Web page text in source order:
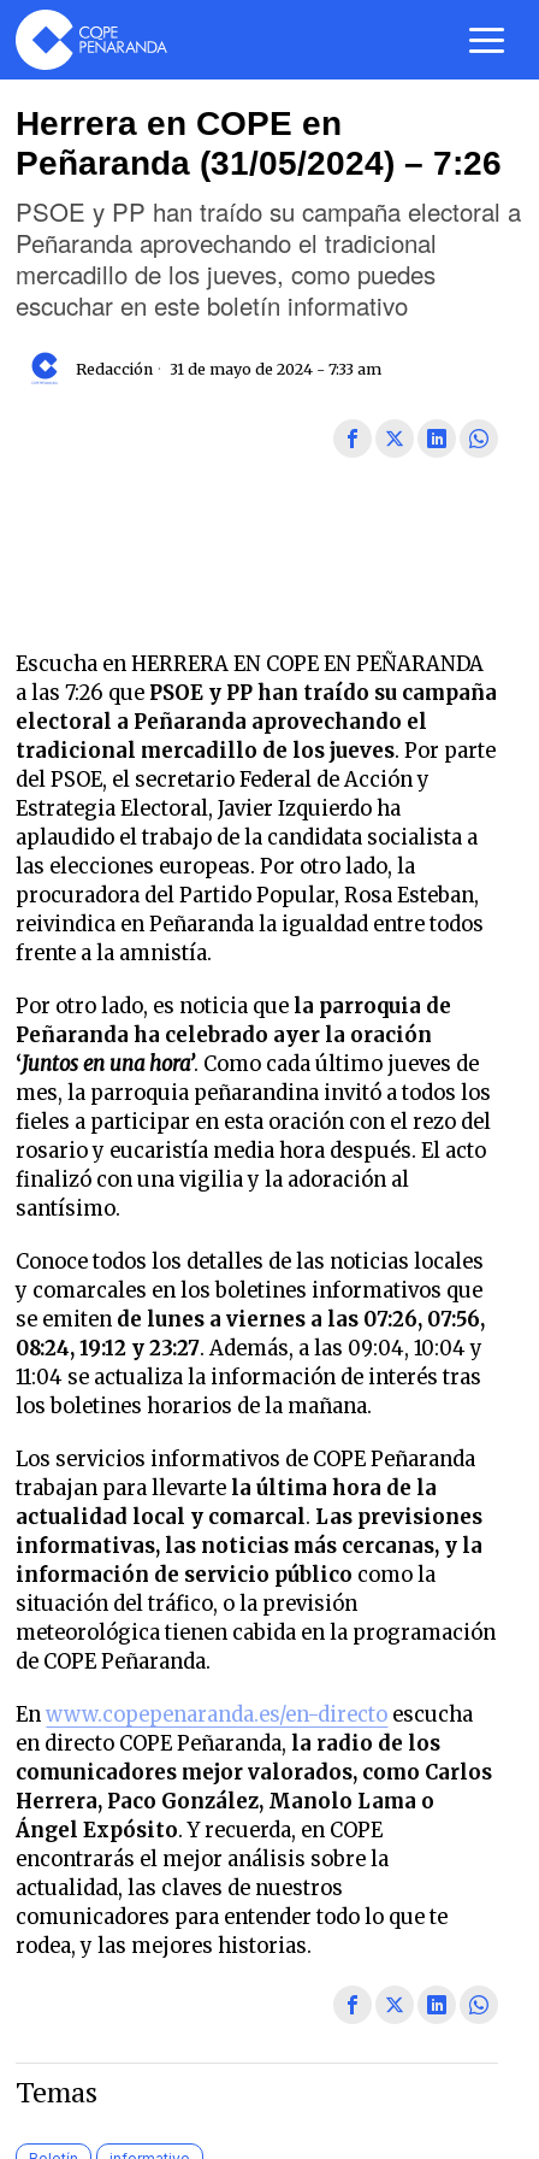
Herrera en COPE en
Peñaranda (31/05/2024) – 7:26
PSOE y PP han traído su campaña electoral a
Peñaranda aprovechando el tradicional
mercadillo de los jueves, como puedes
escuchar en este boletín informativo
Redacción 31 de mayo de 2024 - 7:33 am
Escucha en HERRERA EN COPE EN PEÑARANDA
a las 7:26 que PSOE y PP han traído su campaña
electoral a Peñaranda aprovechando el
tradicional mercadillo de los jueves. Por parte
del PSOE, el secretario Federal de Acción y
Estrategia Electoral, Javier Izquierdo ha
aplaudido el trabajo de la candidata socialista a
las elecciones europeas. Por otro lado, la
procuradora del Partido Popular, Rosa Esteban,
reivindica en Peñaranda la igualdad entre todos
frente a la amnistía.
Por otro lado, es noticia que la parroquia de
Peñaranda ha celebrado ayer la oración
‘Juntos en una hora’. Como cada último jueves de
mes, la parroquia peñarandina invitó a todos los
fieles a participar en esta oración con el rezo del
rosario y eucaristía media hora después. El acto
finalizó con una vigilia y la adoración al
santísimo.
Conoce todos los detalles de las noticias locales
y comarcales en los boletines informativos que
se emiten de lunes a viernes a las 07:26, 07:56,
08:24, 19:12 y 23:27. Además, a las 09:04, 10:04 y
11:04 se actualiza la información de interés tras
los boletines horarios de la mañana.
Los servicios informativos de COPE Peñaranda
trabajan para llevarte la última hora de la
actualidad local y comarcal. Las previsiones
informativas, las noticias más cercanas, y la
información de servicio público como la
situación del tráfico, o la previsión
meteorológica tienen cabida en la programación
de COPE Peñaranda.
Enwww.copepenaranda.es/en-directo escucha
en directo COPE Peñaranda, la radio de los
comunicadores mejor valorados, como Carlos
Herrera, Paco González, Manolo Lama o
Ángel Expósito. Y recuerda, en COPE
encontrarás el mejor análisis sobre la
actualidad, las claves de nuestros
comunicadores para entender todo lo que te
rodea, y las mejores historias.
Temas